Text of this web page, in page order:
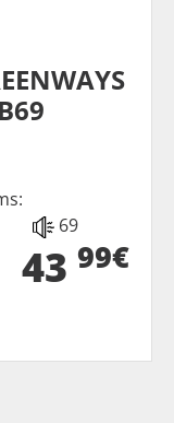
69
43 99€